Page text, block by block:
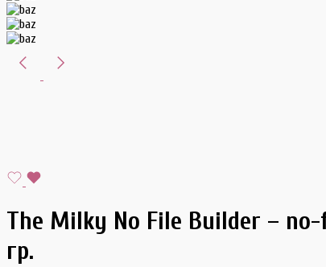
The Milky No File Builder – no-
гр.